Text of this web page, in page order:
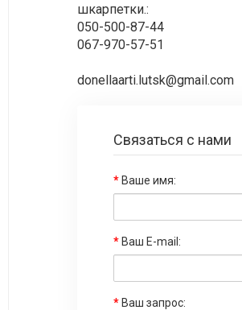
шкарпетки.:
050-500-87-44
067-970-57-51
donellaarti.lutsk@gmail.com
Связаться с нами
Ваше имя:
Ваш E-mail:
Ваш запрос: